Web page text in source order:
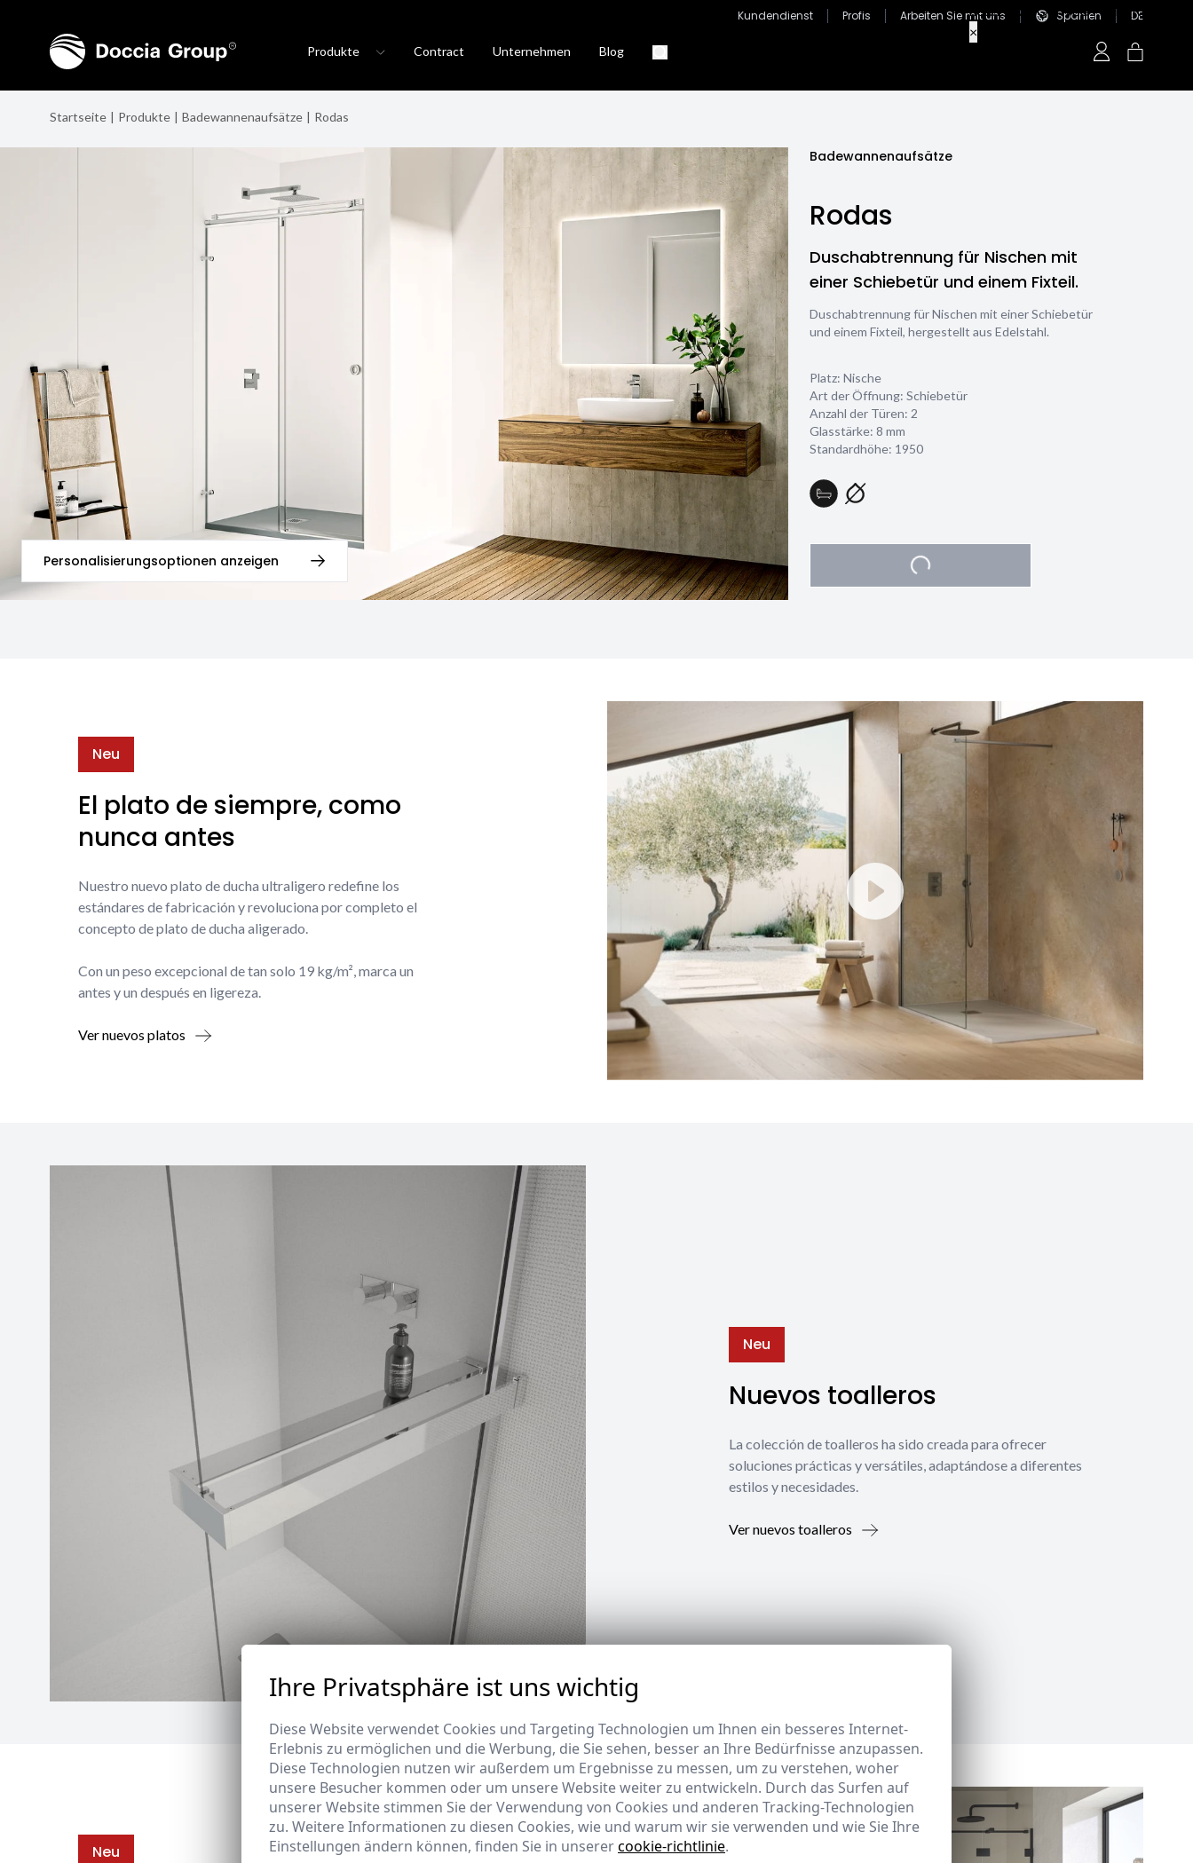
Kundendienst Profis Arbeiten Sie mit uns Spanien DE
Produkte Contract Unternehmen Blog
Startseite Produkte Badewannenaufsätze Rodas
Personalisierungsoptionen anzeigen
Badewannenaufsätze
Rodas
Duschabtrennung für Nischen mit
einer Schiebetür und einem Fixteil.
Duschabtrennung für Nischen mit einer Schiebetür
und einem Fixteil, hergestellt aus Edelstahl.
Platz: Nische
Art der Öffnung: Schiebetür
Anzahl der Türen: 2
Glasstärke: 8 mm
Standardhöhe: 1950
Neu
El plato de siempre, como
nunca antes
Nuestro nuevo plato de ducha ultraligero redefine los
estándares de fabricación y revoluciona por completo el
concepto de plato de ducha aligerado.
Con un peso excepcional de tan solo 19 kg/m², marca un
antes y un después en ligereza.
Ver nuevos platos
Neu
Nuevos toalleros
La colección de toalleros ha sido creada para ofrecer
soluciones prácticas y versátiles, adaptándose a diferentes
estilos y necesidades.
Ver nuevos toalleros
Neu
Ihre Privatsphäre ist uns wichtig
Diese Website verwendet Cookies und Targeting Technologien um Ihnen ein besseres Internet-
Erlebnis zu ermöglichen und die Werbung, die Sie sehen, besser an Ihre Bedürfnisse anzupassen.
Diese Technologien nutzen wir außerdem um Ergebnisse zu messen, um zu verstehen, woher
unsere Besucher kommen oder um unsere Website weiter zu entwickeln. Durch das Surfen auf
unserer Website stimmen Sie der Verwendung von Cookies und anderen Tracking-Technologien
zu. Weitere Informationen zu diesen Cookies, wie und warum wir sie verwenden und wie Sie Ihre
Einstellungen ändern können, finden Sie in unserercookie-richtlinie.